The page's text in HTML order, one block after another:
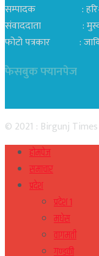
सम्पादक :
संवाददाता :
फोटो पत्रकार :
फेसबुक फ्यानपेज
© 2021 : Birgunj
होमपेज
समाचार
प्रदेश
प्रदेश १
मधेस
वागमती
गण्डकी